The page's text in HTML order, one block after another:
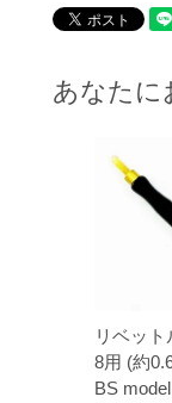
あなたに
リベッ
8用 (約
BS model